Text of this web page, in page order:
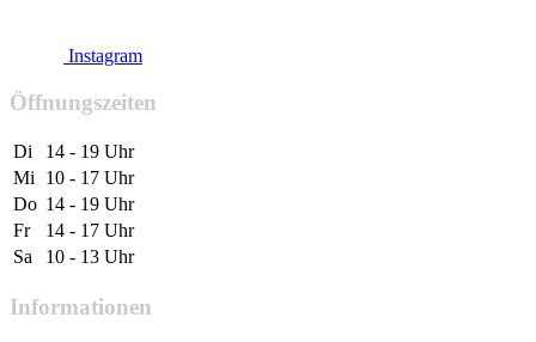
Instagram
Öffnungszeiten
Di
14 - 19 Uhr
Mi
10 - 17 Uhr
Do 14 - 19 Uhr
Fr
14 - 17 Uhr
Sa
10 - 13 Uhr
Informationen